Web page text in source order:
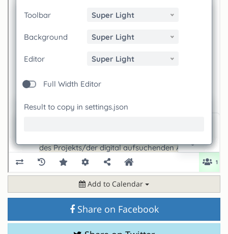
Add to Calendar
Share on Facebook